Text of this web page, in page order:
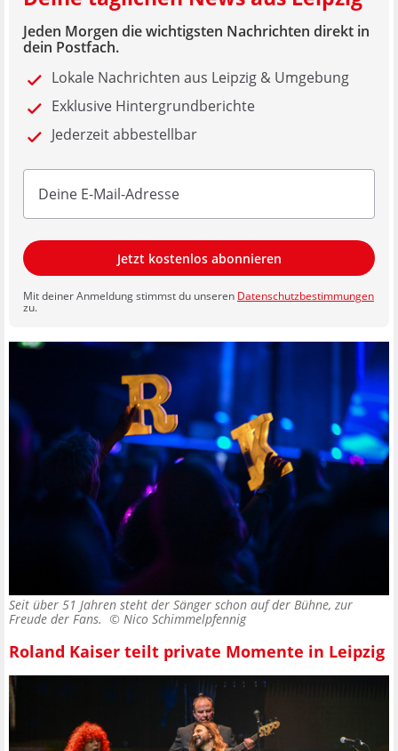
Jeden Morgen die wichtigsten Nachrichten direkt in
dein Postfach.
Lokale Nachrichten aus Leipzig & Umgebung
Exklusive Hintergrundberichte
Jederzeit abbestellbar
Jetzt kostenlos abonnieren
Mit deiner Anmeldung stimmst du unseren Datenschutzbestimmungen
zu.
Seit über 51 Jahren steht der Sänger schon auf der Bühne, zur
Freude der Fans. © Nico Schimmelpfennig
Roland Kaiser teilt private Momente in Leipzig